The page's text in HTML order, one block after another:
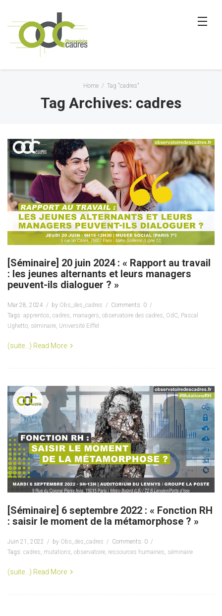
Home / Tag "cadres"
Tag Archives: cadres
[Séminaire] 20 juin 2024 : « Rapport au travail
: les jeunes alternants et leurs managers
peuvent-ils dialoguer ? »
Mar 28, 2024 by Obs_des_cadres
Comments: 0
Tags: apprentos, cadres, managers, observatoire des cadres, OdC, Pascal
Ughetto, séminaire, Université Eiffel
(suite…) Read More
[Séminaire] 6 septembre 2022 : « Fonction RH
: saisir le moment de la métamorphose ? »
Juin 21, 2022 by Obs_des_cadres
Comments: 0
Tags: cadres mutations observatoire ressources humaines séminaire
(suite…) Read More